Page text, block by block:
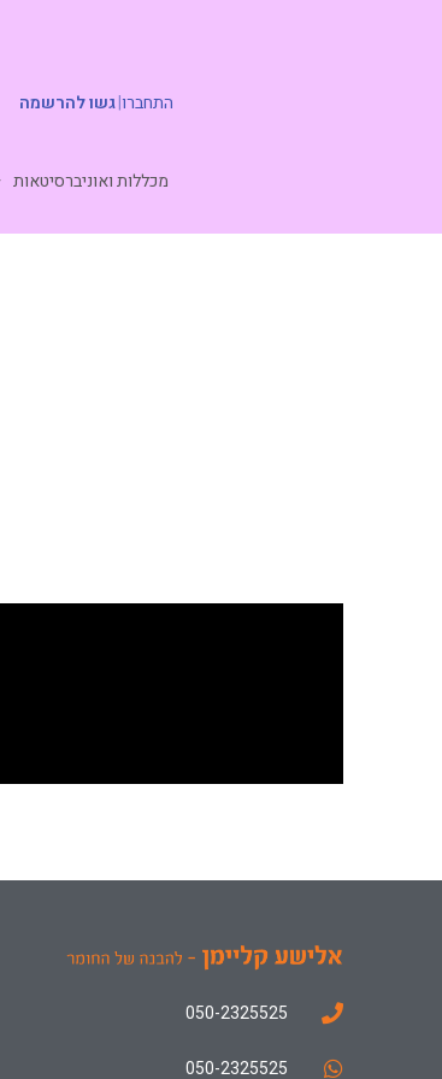
התחברו|גשו להרשמה
מכללות ואוניברסיטאות
050-2325525
050-2325525